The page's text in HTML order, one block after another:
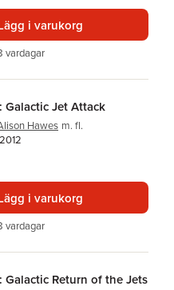
i varukorg
vardagar
Galactic Jet Attack
Hawes m. fl.
i varukorg
vardagar
Galactic Return of the Jets